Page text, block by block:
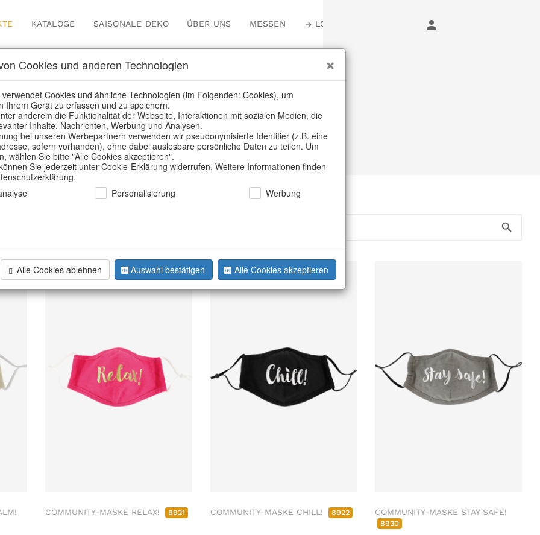
KATALOGE SAISONALE DEKO ÜBER UNS MESSEN LOGIN
Produkte für Händler
Unsere Produkte für Händler/Home & Interieur / Dekoration / Diverses
COMMUNITY-MASKE RELAX! 8921 COMMUNITY-MASKE CHILL! 8922 COMMUNITY-MASKE STAY SAFE!
8930
Cookies und anderen Technologien
Cookies und ähnliche Technologien (im Folgenden: Cookies), um
Ihrem Gerät zu erfassen und zu speichern.
anderem die Funktionalität der Webseite, Interaktionen mit sozialen Medien, die
Inhalte, Nachrichten, Werbung und Analysen.
bei unseren Werbepartnern verwenden wir pseudonymisierte Identifier (z.B. eine
sofern vorhanden), ohne dabei auslesbare persönliche Daten zu teilen. Um
wählen Sie bitte "Alle Cookies akzeptieren".
Sie jederzeit unter Cookie-Erklärung widerrufen. Weitere Informationen finden
Personalisierung Werbung
Alle Cookies ablehnen Auswahl bestätigen Alle Cookies akzeptieren